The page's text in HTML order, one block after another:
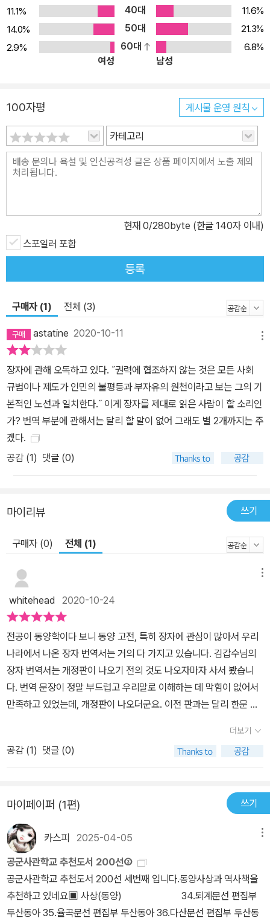
11.1% 40대
11.6%
14.0%
50대
21.3%
2.9%
60대
6.8%
여성
남성
100자평 게시물 운영 원칙
카테고리
현재 0/280byte (한글 140자 이내)
스포일러 포함
등록
구매자 (1) 전체 (3)
astatine 2020-10-11
장자에 관해 오독하고 있다. ˝권력에 협조하지 않는 것은 모든 사회
규범이나 제도가 인민의 불평등과 부자유의 원천이라고 보는 그의 기
본적인 노선과 일치한다.˝ 이게 장자를 제대로 읽은 사람이 할 소리인
가? 번역 부분에 관해서는 달리 할 말이 없어 그래도 별 2개까지는 주
겠다.
공감 (1) 댓글 (0)
마이리뷰 쓰기
구매자 (0) 전체 (1)
whitehead 2020-10-24
전공이 동양학이다 보니 동양 고전, 특히 장자에 관심이 많아서 우리
나라에서 나온 장자 번역서는 거의 다 가지고 있습니다. 김갑수님의
장자 번역서는 개정판이 나오기 전의 것도 나오자마자 사서 봤습니
다. 번역 문장이 정말 부드럽고 우리말로 이해하는 데 막힘이 없어서
만족하고 있었는데, 개정판이 나오더군요. 이전 판과는 달리 한문 원
큼 신경 쓴 판본은 없을 듯 싶습니다. 번역문도 이전 판에 비해 거의
반에 달할 정도로 많은 부분을 재번역하거나 수정했네요. 이전 판도
만족스러웠지만 개정판은 그야말로 우리말장자 번역서의 최고 최고
나온다고 하니 진짜 기대 됩니다.
더보기
공감 (1) 댓글 (0)
마이페이퍼 (1편) 쓰기
카스피 2025-04-05
공군사관학교 추천도서 200선③
공군사관학교 추천도서 200선 세번째 입니다.동양사상과 역사책을
추천하고 있네요▣ 사상(동양) 34.퇴계문선 편집부
두산동아 35.율곡문선 편집부 두산동아 36.다산문선 편집부 두산동